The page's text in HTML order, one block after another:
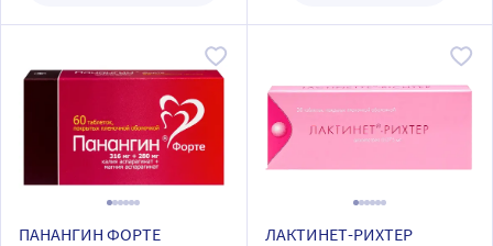
ПАНАНГИН ФОРТЕ ЛАКТИНЕТ-РИХТЕР